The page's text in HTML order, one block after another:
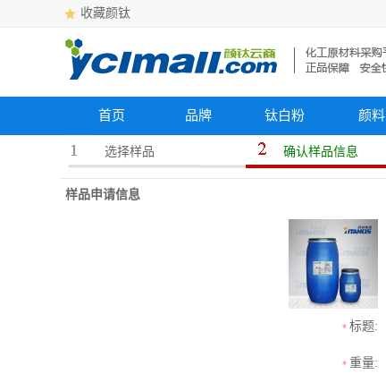
收藏颜钛
首页 品牌 钛白粉 颜料
选择样品 确认样品信息
样品申请信息
* 标题:
* 重量: